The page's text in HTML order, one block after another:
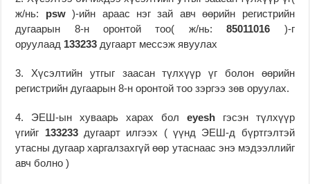
ж/нь: psw)-ийн араас нэг зай авч өөрийн регистрийн
дугаарын 8-н оронтой тоо( ж/нь:85011016 )-г
оруулаад 133233 дугаарт мессэж явуулах
3. Хүсэлтийн утгыг заасан түлхүүр үг болон өөрийн
регистрийн дугаарын 8-н оронтой тоо зэргээ зөв оруулах.
4. ЭЕШ-ын хуваарь харах бол eyeshгэсэн түлхүүр
үгийг 133233дугаарт илгээх ( үүнд ЭЕШ-д бүртгэлтэй
утасны дугаар харгалзахгүй өөр утаснаас энэ мэдээллийг
авч болно )